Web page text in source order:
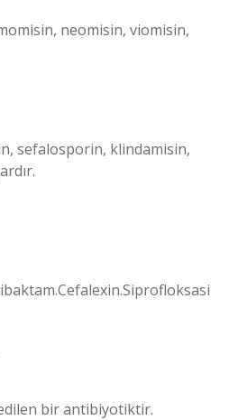
neomisin, viomisin,
sefalosporin, klindamisin,
bir antibiyotiktir.